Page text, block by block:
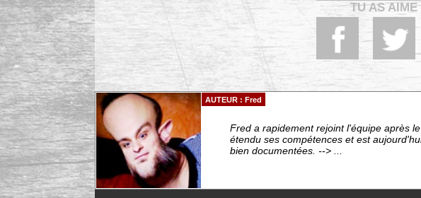
TU AS
AUTEUR : Fred
Fred a rapidement rejoint l'équipe après
étendu ses compétences et est
bien documentées. --> ...